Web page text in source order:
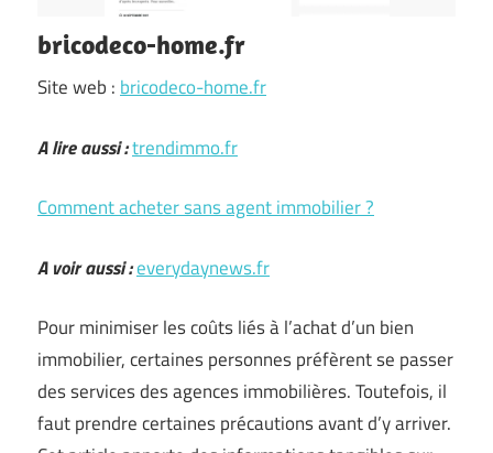
bricodeco-home.fr
Site web : bricodeco-home.fr
A lire aussi :trendimmo.fr
Comment acheter sans agent immobilier ?
A voir aussi :everydaynews.fr
Pour minimiser les coûts liés à l’achat d’un bien
immobilier, certaines personnes préfèrent se passer
des services des agences immobilières. Toutefois, il
faut prendre certaines précautions avant d’y arriver.